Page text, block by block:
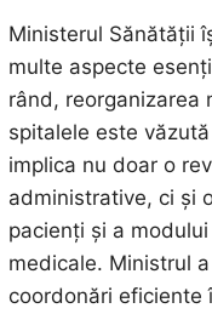
Ministerul Sănătății
multe aspecte
rând, reorganizarea
spitalele este
implica nu doar o
administrative, ci și
pacienți și a
medicale. Ministrul
coordonări eficiente